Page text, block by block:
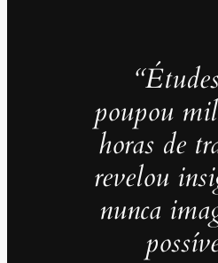
poupou
horas de
revelou
nunca